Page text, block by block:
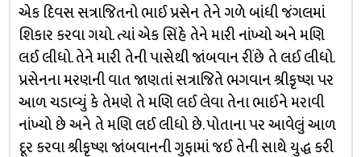
એક દિવસ સત્રાજિતનો ભાઈ પ્રસેન તેને ગળે બાંધી જંગલમાં
શિકાર કરવા ગયો. ત્યાં એક સિંહે તેને મારી નાંખ્યો અને મણિ
લઈ લીધો. તેને મારી તેની પાસેથી જાંબવાન રીંછે તે લઈ લીધો.
પ્રસેનના મરણની વાત જાણતાં સત્રાજિતે ભગવાન શ્રીકૃષ્ણ પર
આળ ચડાવ્યું કે તેમણે તે મણિ લઈ લેવા તેના ભાઈને મરાવી
નાંખ્યો છે અને તે મણિ લઈ લીધો છે. પોતાના પર આવેલું આળ
દૂર કરવા શ્રીકૃષ્ણ જાંબવાનની ગુફામાં જઈ તેની સાથે યુદ્ધ કરી